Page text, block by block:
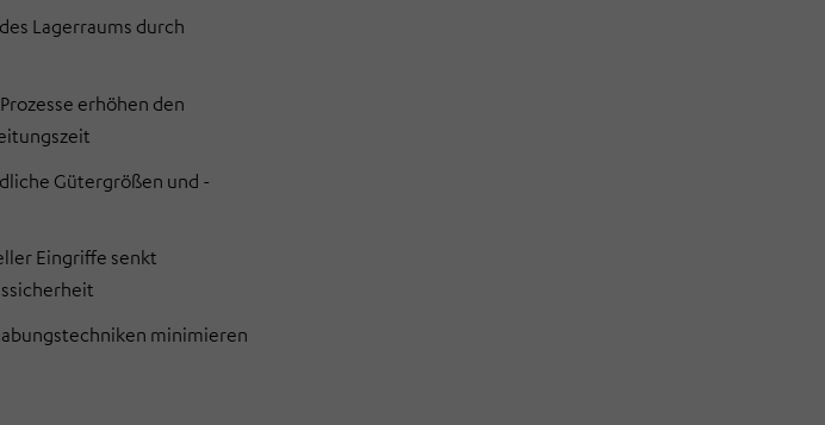
Lagerraums durch
erhöhen den
Gütergrößen und -
Eingriffe senkt
minimieren